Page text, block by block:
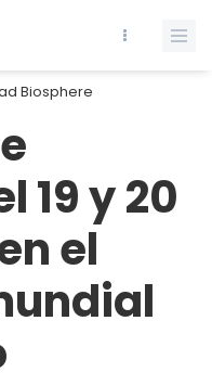
Biosphere
19 y 20
el